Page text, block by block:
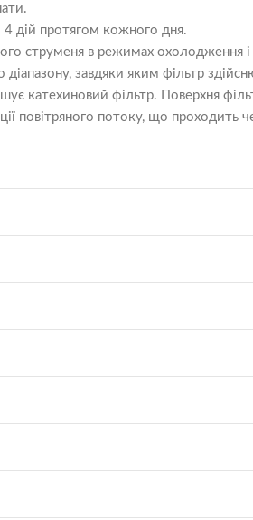
дій протягом кожного дня.
струменя в режимах охолодження і
завдяки яким фільтр
катехиновий фільтр. Поверхня
повітряного потоку, що проходить